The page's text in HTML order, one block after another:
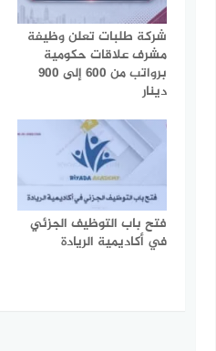
شركة طلبات تعلن وظيفة
مشرف علاقات حكومية
برواتب من 600 إلى 900
دينار
فتح باب التوظيف الجزئي
في أكاديمية الريادة